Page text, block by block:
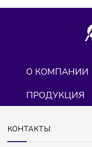
О КОМПАНИИ
ПРОДУКЦИЯ
КОНТАКТЫ: